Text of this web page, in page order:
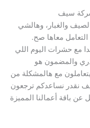
سيف
والغبار، وهالشي
التعامل معاها صح.
مع حشرات اليوم اللي
والمضمون هو
مع هالمشكلة من
نقدر نساعدكم ترجعون
عن باقة أعمالنا المميزة